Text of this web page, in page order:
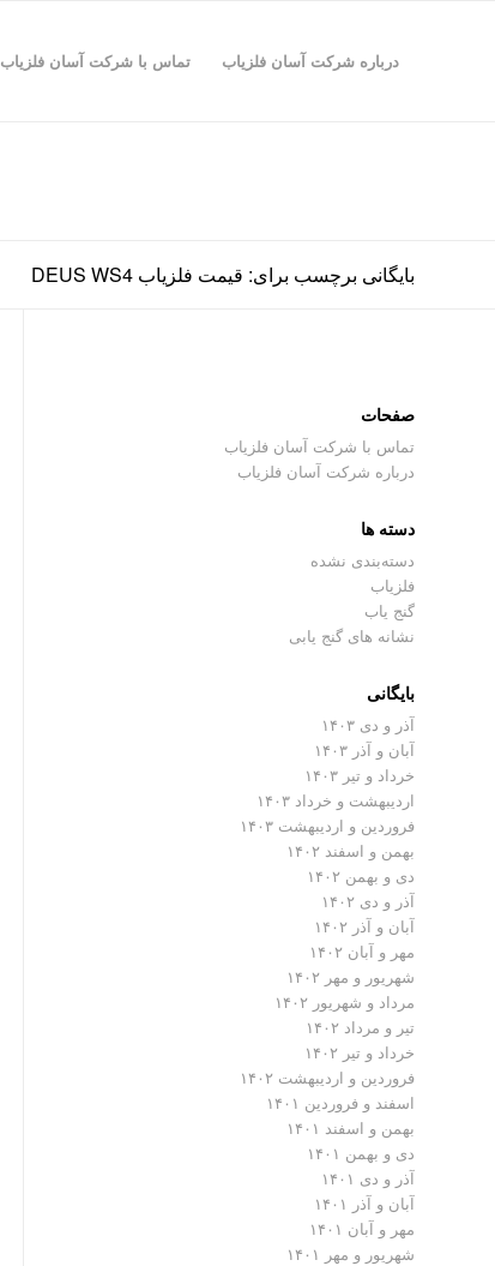
درباره شرکت آسان فلزیاب تماس با شرکت آسان فلزیاب
بایگانی برچسب برای: قیمت فلزیاب DEUS WS4
صفحات
تماس با شرکت آسان فلزیاب
درباره شرکت آسان فلزیاب
دسته ها
دسته‌بندی نشده
فلزیاب
گنج یاب
نشانه های گنج یابی
بایگانی
آذر و دی ۱۴۰۳
آبان و آذر ۱۴۰۳
خرداد و تیر ۱۴۰۳
اردیبهشت و خرداد ۱۴۰۳
فروردین و اردیبهشت ۱۴۰۳
بهمن و اسفند ۱۴۰۲
دی و بهمن ۱۴۰۲
آذر و دی ۱۴۰۲
آبان و آذر ۱۴۰۲
مهر و آبان ۱۴۰۲
شهریور و مهر ۱۴۰۲
مرداد و شهریور ۱۴۰۲
تیر و مرداد ۱۴۰۲
خرداد و تیر ۱۴۰۲
فروردین و اردیبهشت ۱۴۰۲
اسفند و فروردین ۱۴۰۱
بهمن و اسفند ۱۴۰۱
دی و بهمن ۱۴۰۱
آذر و دی ۱۴۰۱
آبان و آذر ۱۴۰۱
مهر و آبان ۱۴۰۱
شهریور و مهر ۱۴۰۱